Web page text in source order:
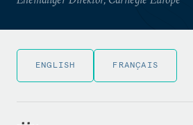
ENGLISH FRANÇAIS